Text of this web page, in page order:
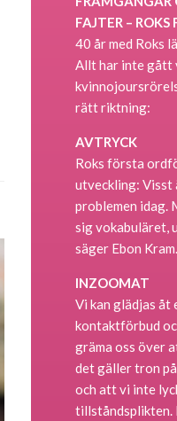
FAJTER – ROKS
40 år med Roks
Allt har inte gått
rätt riktning:
AVTRYCK
Roks första
utveckling: Visst
problemen idag.
sig vokabuläret,
säger Ebon Kram.
INZOOMAT
Vi kan glädjas
kontaktförbud
gräma oss över
det gäller tron
och att vi inte